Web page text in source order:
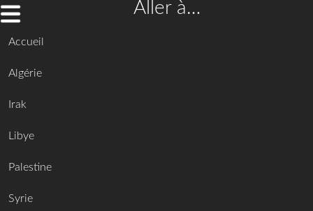
Aller à…
Accueil
Algérie
Irak
Libye
Palestine
Syrie